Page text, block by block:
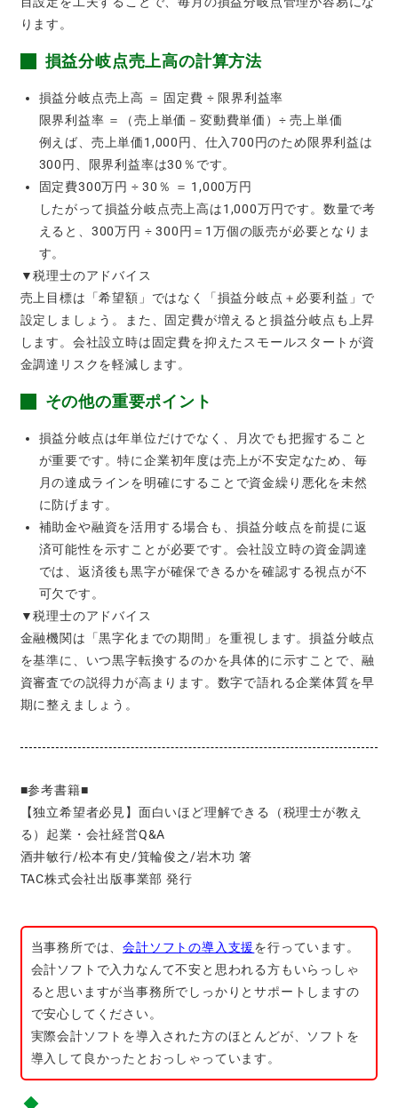
ります。
損益分岐点売上高の計算方法
損益分岐点売上高 ＝ 固定費 ÷ 限界利益率
限界利益率 ＝（売上単価－変動費単価）÷ 売上単価
例えば、売上単価1,000円、仕入700円のため限界利益は
300円、限界利益率は30％です。
固定費300万円 ÷ 30％ ＝ 1,000万円
したがって損益分岐点売上高は1,000万円です。数量で考
えると、300万円 ÷ 300円＝1万個の販売が必要となりま
す。
▼税理士のアドバイス
売上目標は「希望額」ではなく「損益分岐点＋必要利益」で
設定しましょう。また、固定費が増えると損益分岐点も上昇
します。会社設立時は固定費を抑えたスモールスタートが資
金調達リスクを軽減します。
その他の重要ポイント
損益分岐点は年単位だけでなく、月次でも把握すること
が重要です。特に企業初年度は売上が不安定なため、毎
月の達成ラインを明確にすることで資金繰り悪化を未然
に防げます。
補助金や融資を活用する場合も、損益分岐点を前提に返
済可能性を示すことが必要です。会社設立時の資金調達
では、返済後も黒字が確保できるかを確認する視点が不
可欠です。
▼税理士のアドバイス
金融機関は「黒字化までの期間」を重視します。損益分岐点
を基準に、いつ黒字転換するのかを具体的に示すことで、融
資審査での説得力が高まります。数字で語れる企業体質を早
期に整えましょう。
■参考書籍■
【独立希望者必見】面白いほど理解できる（税理士が教え
る）起業・会社経営Q&A
酒井敏行/松本有史/箕輪俊之/岩木功 箸
TAC株式会社出版事業部 発行
当事務所では、会計ソフトの導入支援を行っています。
会計ソフトで入力なんて不安と思われる方もいらっしゃ
ると思いますが当事務所でしっかりとサポートしますの
で安心してください。
実際会計ソフトを導入された方のほとんどが、ソフトを
導入して良かったとおっしゃっています。